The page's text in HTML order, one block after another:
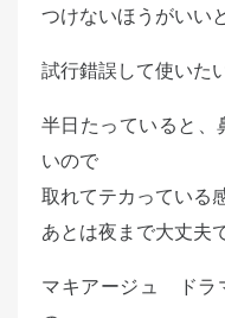
つけないほうがいい
試行錯誤して使いた
半日たっていると、
いので
取れてテカっている
あとは夜まで大丈夫
マキアージュ ドラ